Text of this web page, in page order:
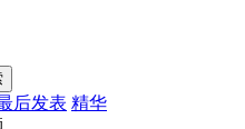
后发表 精华